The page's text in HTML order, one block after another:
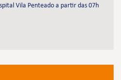
Vila Penteado a partir das 07h